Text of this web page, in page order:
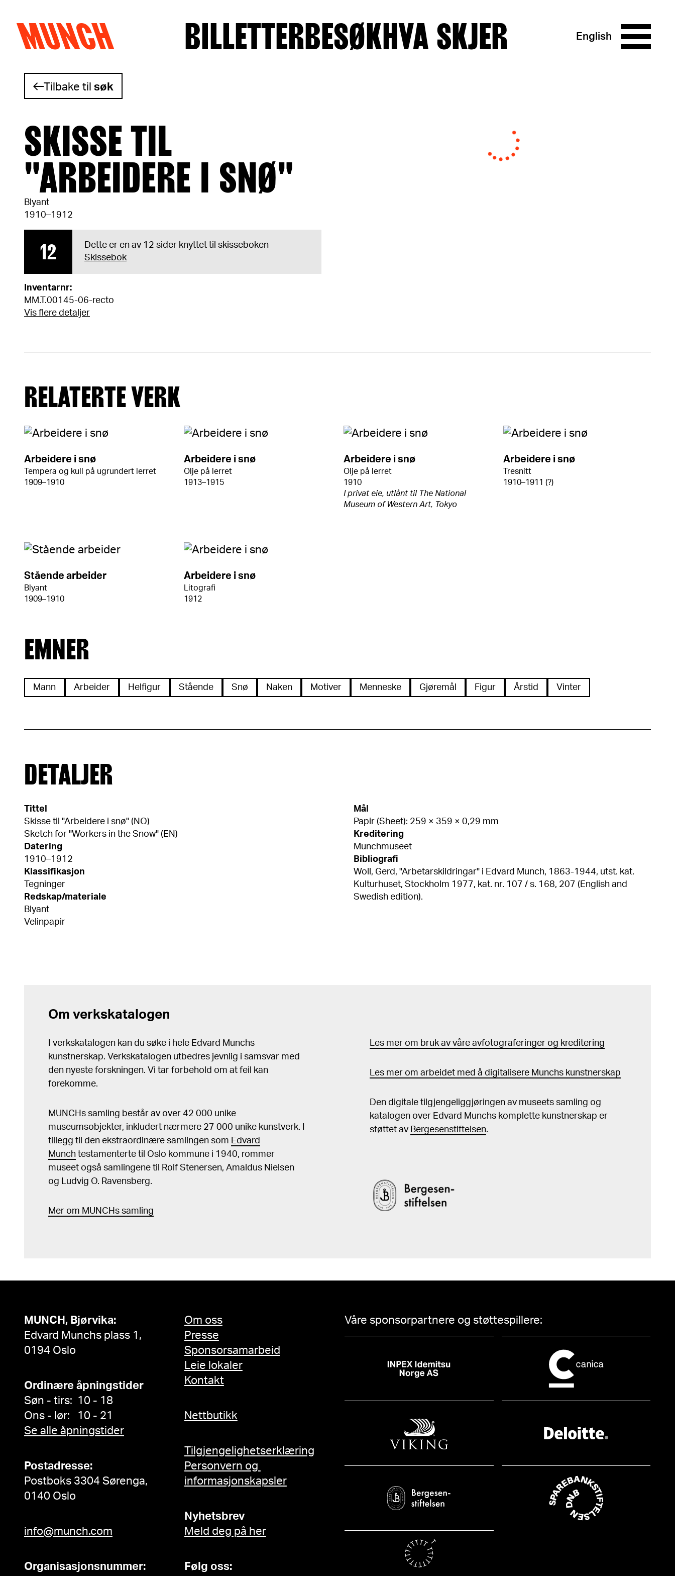
Hopp til innhold
MUNCH BILLETTERBESØKHVA SKJER English
Tilbake tilsøk
SKISSE TIL
"ARBEIDERE I SNØ"
Blyant
1910–1912
12
Dette er en av 12 sider knyttet til skisseboken
Skissebok
Inventarnr:
MM.T.00145-06-recto
Vis flere detaljer
RELATERTE VERK
Arbeidere i snø
Tempera og kull på ugrundert lerret
1909–1910
Arbeidere i snø
Olje på lerret
1913–1915
Arbeidere i snø
Olje på lerret
1910
I privat eie, utlånt til The National
Museum of Western Art, Tokyo
Arbeidere i snø
Tresnitt
1910–1911 (?)
Stående arbeider
Blyant
1909–1910
Arbeidere i snø
Litografi
1912
EMNER
Mann Arbeider Helfigur Stående Snø Naken Motiver Menneske Gjøremål Figur Årstid Vinter
DETALJER
Tittel
Skisse til "Arbeidere i snø" (NO)
Sketch for "Workers in the Snow" (EN)
Datering
1910–1912
Klassifikasjon
Tegninger
Redskap/materiale
Blyant
Velinpapir
Mål
Papir (Sheet): 259 × 359 × 0,29 mm
Kreditering
Munchmuseet
Bibliografi
Woll, Gerd, "Arbetarskildringar" i Edvard Munch, 1863-1944, utst. kat.
Kulturhuset, Stockholm 1977, kat. nr. 107 / s. 168, 207 (English and
Swedish edition).
Om verkskatalogen
I verkskatalogen kan du søke i hele Edvard Munchs
kunstnerskap. Verkskatalogen utbedres jevnlig i samsvar med
den nyeste forskningen. Vi tar forbehold om at feil kan
forekomme.
MUNCHs samling består av over 42 000 unike
museumsobjekter, inkludert nærmere 27 000 unike kunstverk. I
tillegg til den ekstraordinære samlingen som Edvard
Munch testamenterte til Oslo kommune i 1940, rommer
museet også samlingene til Rolf Stenersen, Amaldus Nielsen
og Ludvig O. Ravensberg.
Mer om MUNCHs samling
Les mer om bruk av våre avfotograferinger og kreditering
Les mer om arbeidet med å digitalisere Munchs kunstnerskap
Den digitale tilgjengeliggjøringen av museets samling og
katalogen over Edvard Munchs komplette kunstnerskap er
støttet av Bergesenstiftelsen.
MUNCH, Bjørvika:
Edvard Munchs plass 1,
0194 Oslo
Ordinære åpningstider
Søn - tirs: 10 - 18
Ons - lør: 10 - 21
Se alle åpningstider
Postadresse:
Postboks 3304 Sørenga,
0140 Oslo
info@munch.com
Organisasjonsnummer:
Om oss
Presse
Sponsorsamarbeid
Leie lokaler
Kontakt
Nettbutikk
Tilgjengelighetserklæring
Personvern og
informasjonskapsler
Nyhetsbrev
Meld deg på her
Følg oss:
Våre sponsorpartnere og støttespillere: